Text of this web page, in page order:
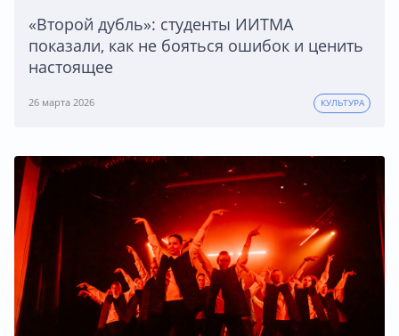
«Второй дубль»: студенты ИИТМА
показали, как не бояться ошибок и ценить
настоящее
26 марта 2026 КУЛЬТУРА